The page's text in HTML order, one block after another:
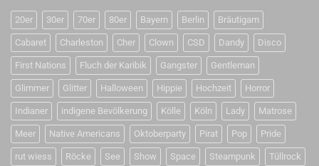
20er 30er 70er 80er Bayern Berlin Bräutigam
Cabaret Charleston Cher Clown CSD Dandy Disco
First Nations Fluch der Karibik Gangster Gentleman
Glimmer Glitter Halloween Hippie Hochzeit Horror
Indianer indigene Bevölkerung Kölle Köln Lady Matrose
Meer Native Americans Oktoberparty Pirat Pop Pride
rut wiess Röcke See Show Space Steampunk Tüllrock